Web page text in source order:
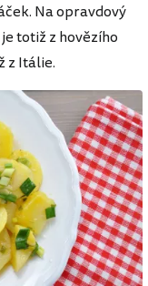
Na opravdový
totiž z hovězího
z Itálie.